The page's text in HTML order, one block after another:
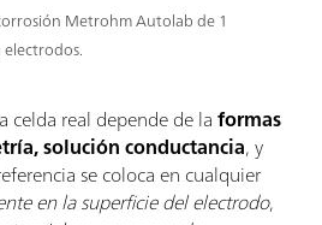
Metrohm Autolab de 1
celda real depende de laformas
solución conductancia, y
se coloca en cualquier
en la superficie del electrodo,